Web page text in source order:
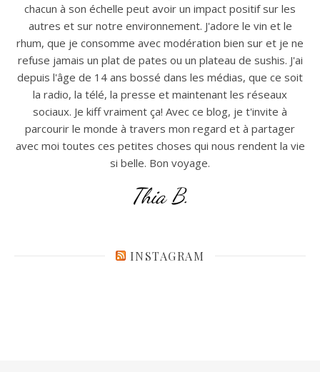
chacun à son échelle peut avoir un impact positif sur les
autres et sur notre environnement. J'adore le vin et le
rhum, que je consomme avec modération bien sur et je ne
refuse jamais un plat de pates ou un plateau de sushis. J'ai
depuis l'âge de 14 ans bossé dans les médias, que ce soit
la radio, la télé, la presse et maintenant les réseaux
sociaux. Je kiff vraiment ça! Avec ce blog, je t'invite à
parcourir le monde à travers mon regard et à partager
avec moi toutes ces petites choses qui nous rendent la vie
si belle. Bon voyage.
Thia B.
INSTAGRAM